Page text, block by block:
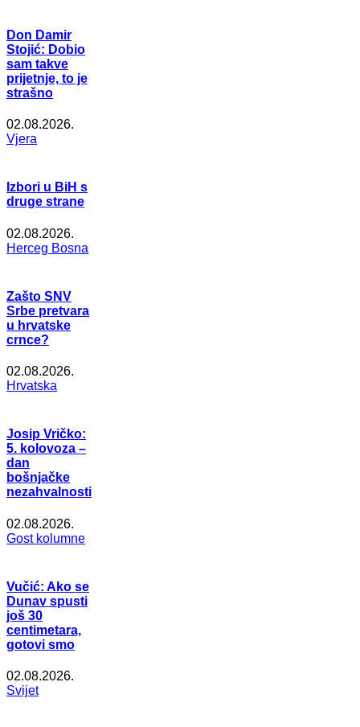
Don Damir
Stojić: Dobio
sam takve
prijetnje, to je
strašno
02.08.2026.
Vjera
Izbori u BiH s
druge strane
02.08.2026.
Herceg Bosna
Zašto SNV
Srbe pretvara
u hrvatske
crnce?
02.08.2026.
Hrvatska
Josip Vričko:
5. kolovoza –
dan
bošnjačke
nezahvalnosti
02.08.2026.
Gost kolumne
Vučić: Ako se
Dunav spusti
još 30
centimetara,
gotovi smo
02.08.2026.
Svijet